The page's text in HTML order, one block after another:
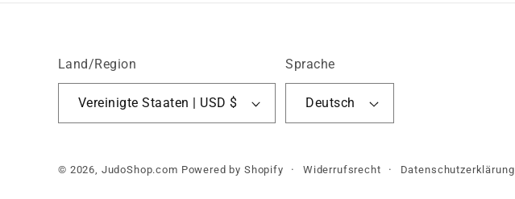
Land/Region
Vereinigte Staaten | USD $
Sprache
Deutsch
© 2026, JudoShop.com Powered by Shopify Widerrufsrecht Datenschutzerklärung